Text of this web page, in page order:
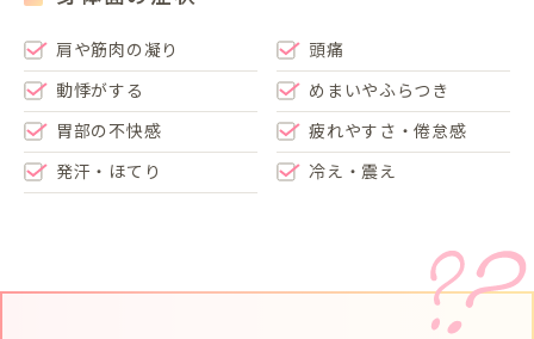
肩や筋肉の凝り
頭痛
動悸がする
めまいやふらつき
胃部の不快感
疲れやすさ・倦怠感
発汗・ほてり
冷え・震え